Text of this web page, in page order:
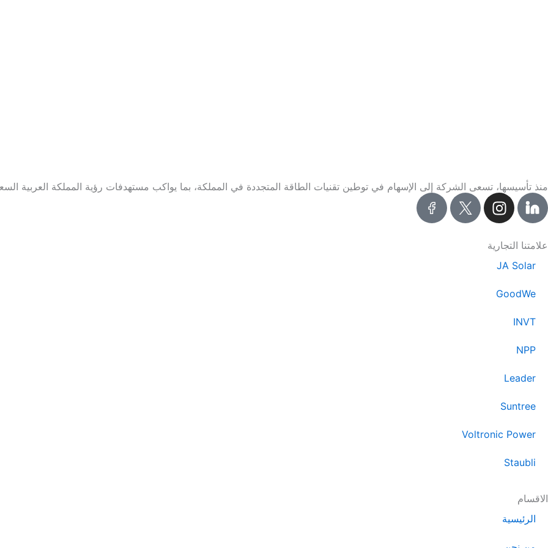
منذ تأسيسها، تسعى الشركة إلى الإسهام في توطين تقنيات الطاقة المتجددة في المملكة، بما يواكب مستهدفات رؤية المملكة العربية
I
n
t
a
g
r
علامتنا التجارية
JA Solar
GoodWe
INVT
NPP
Leader
Suntree
Voltronic Power
Staubli
الاقسام
الرئيسية